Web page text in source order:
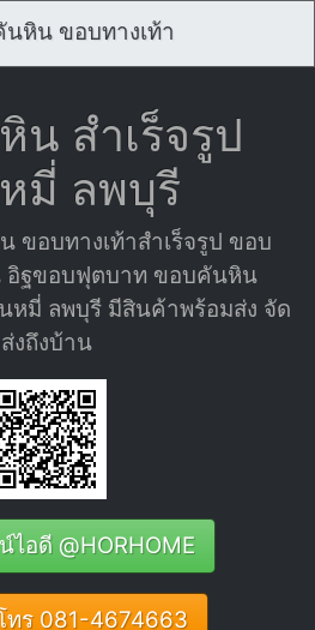
หิน ขอบทางเท้า
สำเร็จรูป
มี่ ลพบุรี
ขอบทางเท้าสำเร็จรูป ขอบ
ฐขอบฟุตบาท ขอบคันหิน
หมี่ ลพบุรี มีสินค้าพร้อมส่ง จัด
ส่งถึงบ้าน
ไอดี @HORHOME
ทร 081-4674663